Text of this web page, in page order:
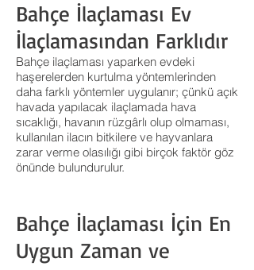
Bahçe İlaçlaması Ev
İlaçlamasından Farklıdır
Bahçe ilaçlaması yaparken evdeki
haşerelerden kurtulma yöntemlerinden
daha farklı yöntemler uygulanır; çünkü açık
havada yapılacak ilaçlamada hava
sıcaklığı, havanın rüzgârlı olup olmaması,
kullanılan ilacın bitkilere ve hayvanlara
zarar verme olasılığı gibi birçok faktör göz
önünde bulundurulur.
Bahçe İlaçlaması İçin En
Uygun Zaman ve